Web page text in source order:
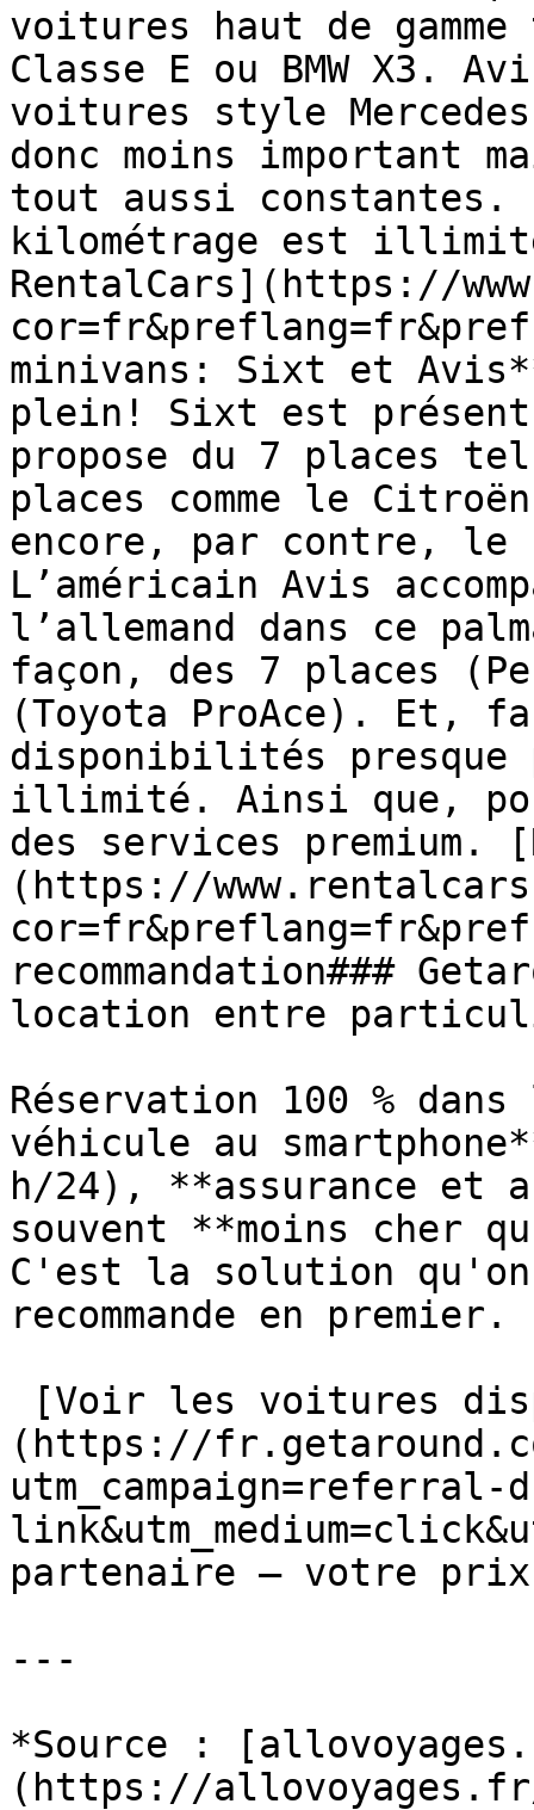
voitures haut de
Classe E ou BMW X3.
voitures style
donc moins important
tout aussi
kilométrage est
RentalCars](https://
minivans: Sixt et
plein! Sixt est
propose du 7 places
places comme le
encore, par contre,
L’américain Avis
l’allemand dans ce
façon, des 7 places
(Toyota ProAce). Et,
disponibilités presque
illimité. Ainsi que,
des services premium.
(https://
recommandation###
location entre
Réservation 100 %
véhicule au
h/24), **assurance et
souvent **moins cher
C'est la solution
recommande en premier.
(https://
utm_campaign=referral-
partenaire — votre
---
*Source :
(https://